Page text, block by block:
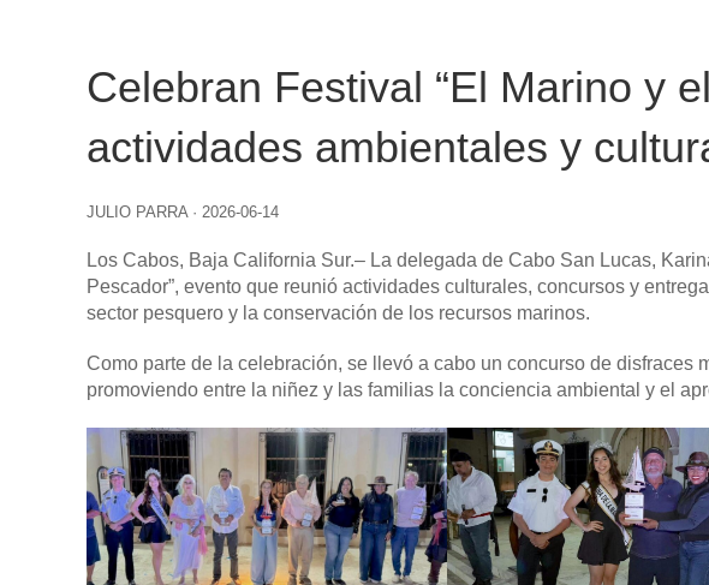
Celebran Festival “El Marino y
actividades ambientales y
JULIO PARRA · 2026-06-14
Los Cabos, Baja California Sur.– La delegada de Cabo San Lucas,
Pescador”, evento que reunió actividades culturales, concursos y
sector pesquero y la conservación de los recursos marinos.
Como parte de la celebración, se llevó a cabo un concurso de disfraces
promoviendo entre la niñez y las familias la conciencia ambiental y el